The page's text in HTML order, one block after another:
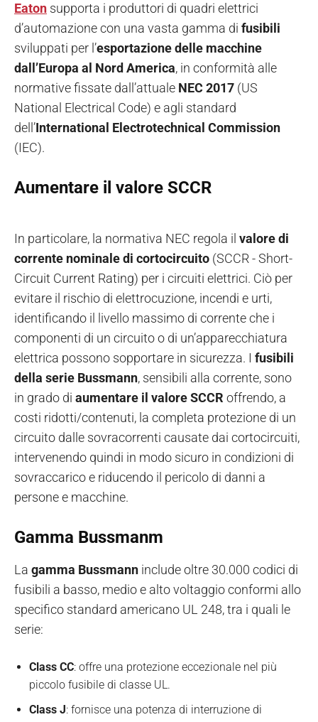
Eaton supporta i produttori di quadri elettrici
d’automazione con una vasta gamma di fusibili
sviluppati per l’esportazione delle macchine
dall’Europa al Nord America, in conformità alle
normative fissate dall’attuale NEC 2017 (US
National Electrical Code) e agli standard
dell’International Electrotechnical Commission
(IEC).
Aumentare il valore SCCR
In particolare, la normativa NEC regola il valore di
corrente nominale di cortocircuito (SCCR - Short-
Circuit Current Rating) per i circuiti elettrici. Ciò per
evitare il rischio di elettrocuzione, incendi e urti,
identificando il livello massimo di corrente che i
componenti di un circuito o di un’apparecchiatura
elettrica possono sopportare in sicurezza. I fusibili
della serie Bussmann, sensibili alla corrente, sono
in grado di aumentare il valore SCCR offrendo, a
costi ridotti/contenuti, la completa protezione di un
circuito dalle sovracorrenti causate dai cortocircuiti,
intervenendo quindi in modo sicuro in condizioni di
sovraccarico e riducendo il pericolo di danni a
persone e macchine.
Gamma Bussmanm
La gamma Bussmann include oltre 30.000 codici di
fusibili a basso, medio e alto voltaggio conformi allo
specifico standard americano UL 248, tra i quali le
serie:
Class CC: offre una protezione eccezionale nel più
piccolo fusibile di classe UL.
Class J: fornisce una potenza di interruzione di